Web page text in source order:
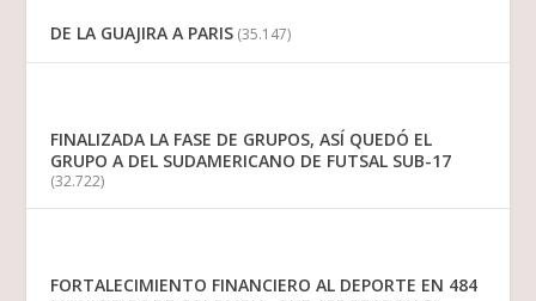
DE LA GUAJIRA A PARIS (35.147)
FINALIZADA LA FASE DE GRUPOS, ASÍ QUEDÓ EL
GRUPO A DEL SUDAMERICANO DE FUTSAL SUB-17
(32.722)
FORTALECIMIENTO FINANCIERO AL DEPORTE EN 484